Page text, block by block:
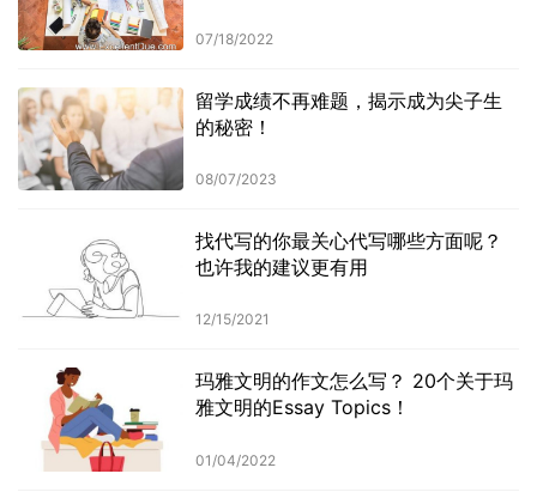
07/18/2022
留学成绩不再难题，揭示成为尖子生
的秘密！
08/07/2023
找代写的你最关心代写哪些方面呢？
也许我的建议更有用
12/15/2021
玛雅文明的作文怎么写？ 20个关于玛
雅文明的Essay Topics！
01/04/2022